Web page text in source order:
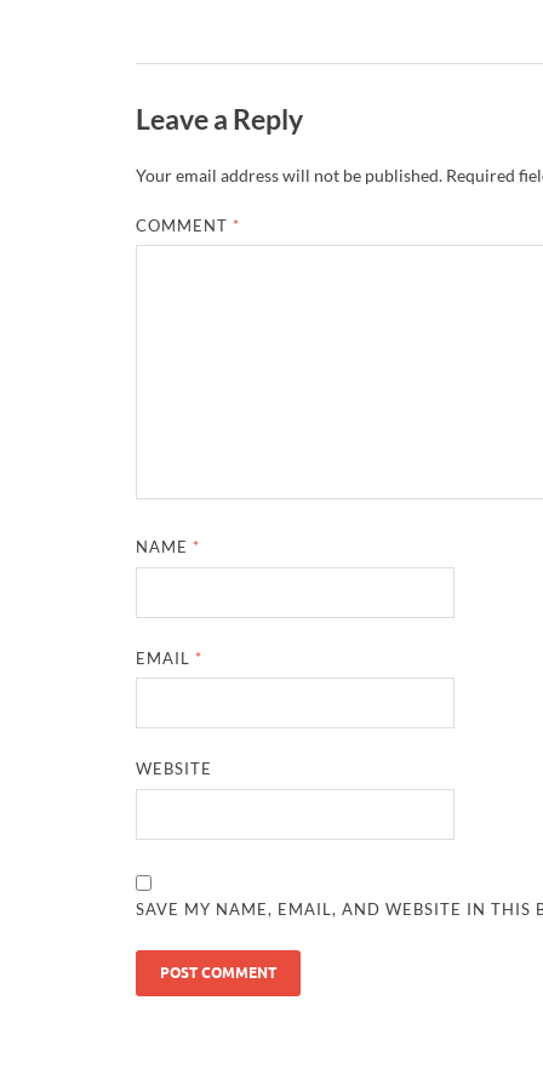
Leave a Reply
Your email address will not be published. Required
COMMENT *
NAME *
EMAIL *
WEBSITE
SAVE MY NAME, EMAIL, AND WEBSITE IN THIS